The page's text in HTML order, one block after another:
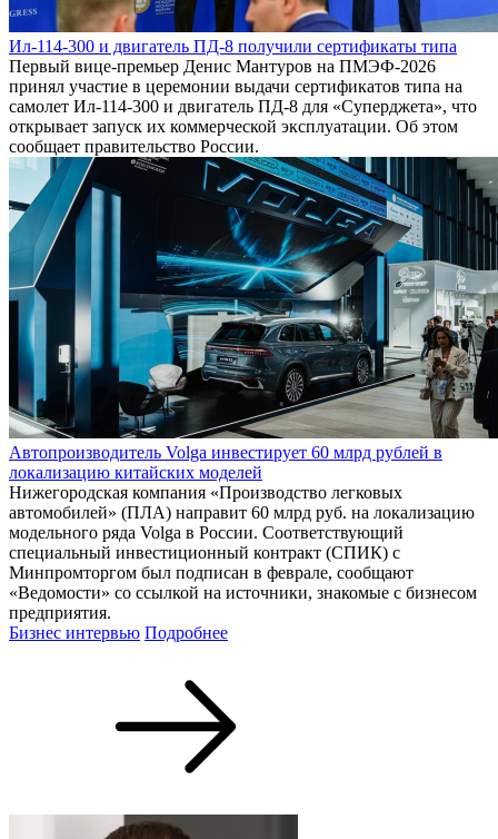
Ил-114-300 и двигатель ПД-8 получили сертификаты типа
Первый вице-премьер Денис Мантуров на ПМЭФ-2026
принял участие в церемонии выдачи сертификатов типа на
самолет Ил-114-300 и двигатель ПД-8 для «Суперджета», что
открывает запуск их коммерческой эксплуатации. Об этом
сообщает правительство России.
Автопроизводитель Volga инвестирует 60 млрд рублей в
локализацию китайских моделей
Нижегородская компания «Производство легковых
автомобилей» (ПЛА) направит 60 млрд руб. на локализацию
модельного ряда Volga в России. Соответствующий
специальный инвестиционный контракт (СПИК) с
Минпромторгом был подписан в феврале, сообщают
«Ведомости» со ссылкой на источники, знакомые с бизнесом
предприятия.
Бизнес интервью Подробнее